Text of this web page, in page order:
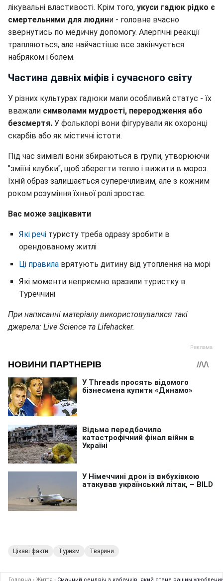
лікувальні властивості. Крім того, укуси гадюк рідко є
смертельними для людини - головне вчасно
звернутись по медичну допомогу. Алергічні реакції
трапляються, але найчастіше все закінчується
набряком і болем.
Частина давніх міфів і сучасного світу
У різних культурах гадюки мали особливий статус - їх
вважали символами мудрості, переродження або
безсмертя. У фольклорі вони фігурували як охоронці
скарбів або як містичні істоти.
Під час зимівлі вони збираються в групи, утворюючи
"зміїні клубки", щоб зберегти тепло і вижити в мороз.
Їхній образ залишається суперечливим, але з кожним
роком розуміння їхньої ролі зростає.
Вас може зацікавити
Які речі туристу треба одразу зробити в
орендованому житлі
Ці правила врятують дитину від утоплення на морі
Які моменти неприємно вразили туристку в
Туреччині
При написанні матеріалу використовувалися такі
джерела: Live Science та Lifehacker.
Цікаві факти Туризм Тварини
Головна › Життя › Смачний сендвіч з кабачків, який стане вашим